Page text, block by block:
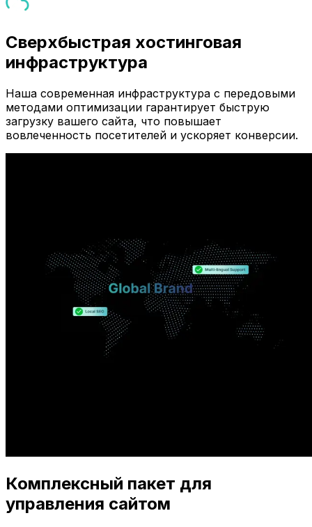
Сверхбыстрая хостинговая
инфраструктура
Наша современная инфраструктура с передовыми
методами оптимизации гарантирует быструю
загрузку вашего сайта, что повышает
вовлеченность посетителей и ускоряет конверсии.
Комплексный пакет для
управления сайтом